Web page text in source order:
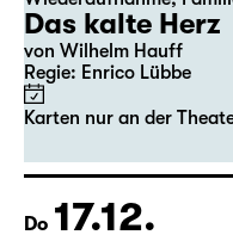
Mi 16.12.
10:00 — 11:50
Große
Wiederaufnahme
Das kalte Herz
Regie: Enrico Lübbe
Karten nur an der